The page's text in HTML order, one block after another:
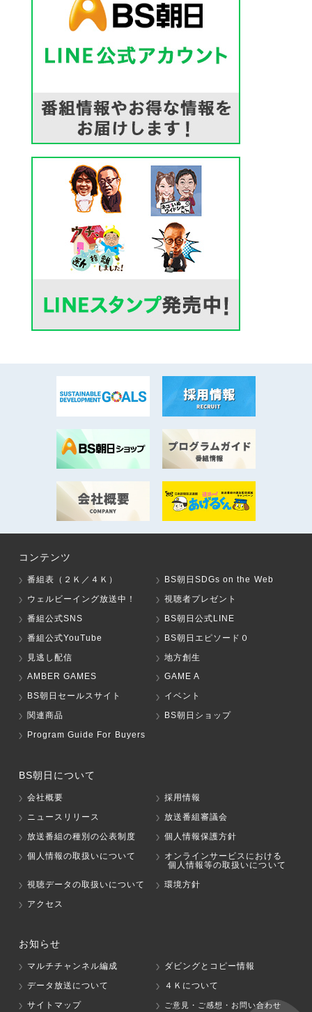
コンテンツ
番組表（２Ｋ／４Ｋ）
BS朝日SDGs on the Web
ウェルビーイング放送中！
視聴者プレゼント
番組公式SNS
BS朝日公式LINE
番組公式YouTube
BS朝日エピソード０
見逃し配信
地方創生
AMBER GAMES
GAME A
BS朝日セールスサイト
イベント
関連商品
BS朝日ショップ
Program Guide For Buyers
BS朝日について
会社概要
採用情報
ニュースリリース
放送番組審議会
放送番組の種別の公表制度
個人情報保護方針
個人情報の取扱いについて
オンラインサービスにおける
個人情報等の取扱いについて
視聴データの取扱いについて
環境方針
アクセス
お知らせ
マルチチャンネル編成
ダビングとコピー情報
データ放送について
４Ｋについて
サイトマップ
ご意見・ご感想・お問い合わせ